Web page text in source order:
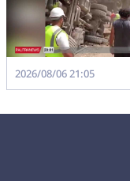
2026/08/06 21:05